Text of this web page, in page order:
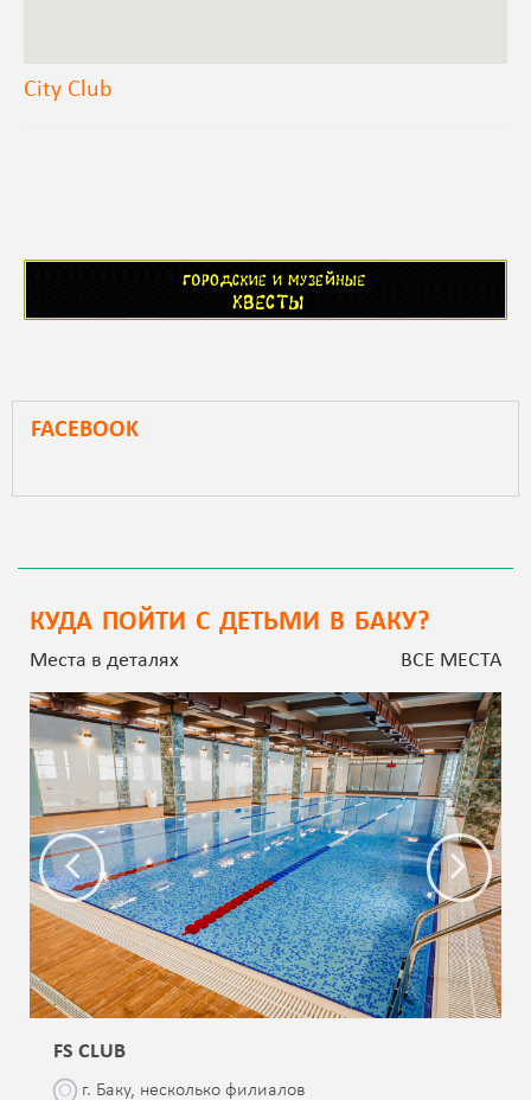
City Club
FACEBOOK
КУДА ПОЙТИ С ДЕТЬМИ В БАКУ?
Места в деталях ВСЕ МЕСТА
FS CLUB
г. Баку, несколько филиалов